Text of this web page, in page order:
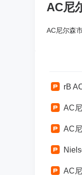
AC尼
AC尼尔森
rB
AC
AC
AC